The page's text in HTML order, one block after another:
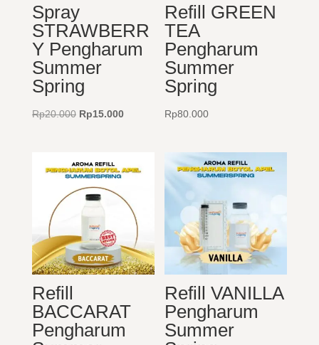
Spray
STRAWBERR
Y Pengharum
Summer
Spring
Rp20.000 Harga
Rp20.000.
Rp15.000Harga
adalah:
Rp15.000.
Refill GREEN
TEA
Pengharum
Summer
Spring
Rp80.000
Refill
BACCARAT
Pengharum
Refill VANILLA
Pengharum
Summer